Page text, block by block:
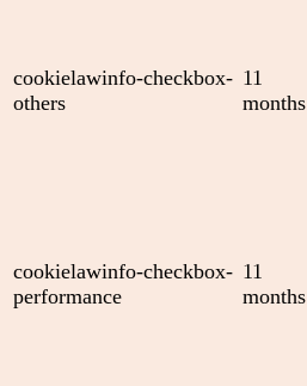
cookielawinfo-checkbox-
others
11
months
cookielawinfo-checkbox-
performance
11
months